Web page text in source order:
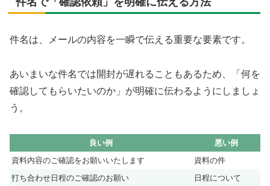
件名は、メールの内容を一瞬で伝える重要な要素です。
あいまいな件名では開封が遅れることもあるため、「何を
確認してもらいたいのか」が明確に伝わるようにしましょ
う。
良い例
悪い例
資料内容のご確認をお願いいたします
資料の件
打ち合わせ日程のご確認のお願い
日程について